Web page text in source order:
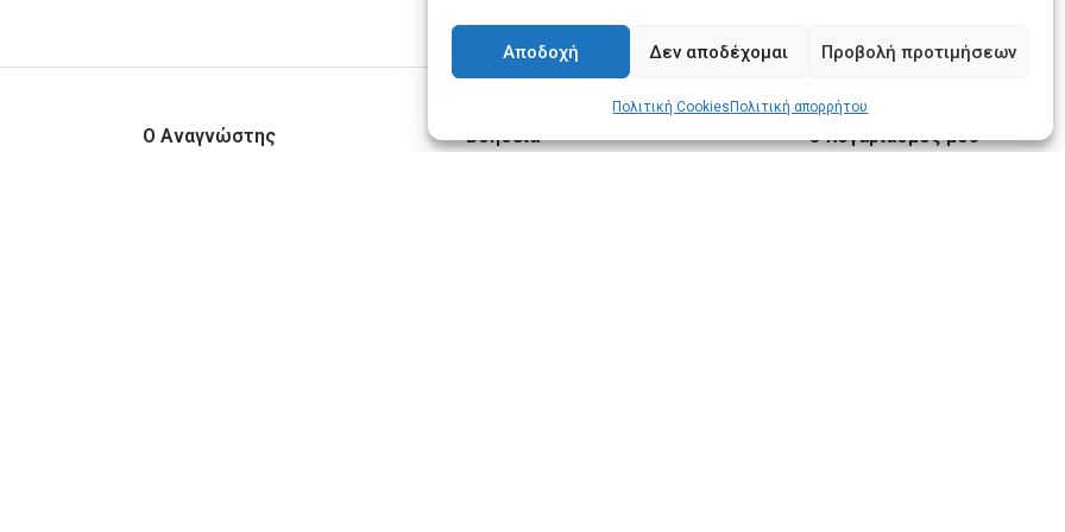
Αποδοχή Δεν αποδέχομαι Προβολή προτιμήσεων
Πολιτική Cookies Πολιτική απορρήτου
Ο Αναγνώστης Βοήθεια Ο λογαριασμός μου